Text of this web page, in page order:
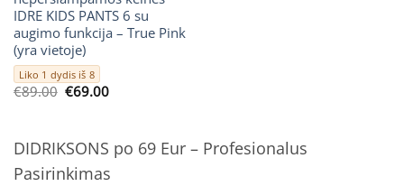
IDRE KIDS PANTS 6 su
augimo funkcija – True Pink
(yra vietoje)
Liko 1 dydis iš 8
€89.00 Original
€69.00Current
DIDRIKSONS po 69 Eur – Profesionalus
Pasirinkimas